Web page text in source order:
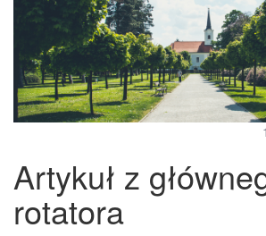
Artykuł z
rotatora